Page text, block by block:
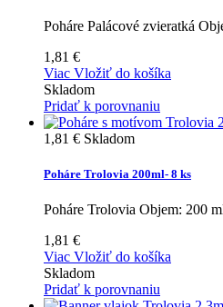
Poháre Palácové zvieratká
1,81 €
Viac Vložiť do košíka
Skladom
Pridať k porovnaniu
1,81 € Skladom
Poháre Trolovia 200ml- 8 ks
Poháre Trolovia Objem: 200
1,81 €
Viac Vložiť do košíka
Skladom
Pridať k porovnaniu